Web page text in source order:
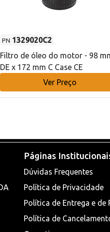
PN 1329020C2
Filtro de óleo do motor - 98
DE x 172 mm C Case CE
Ver Preço
Páginas
Dúvidas Frequentes
Política de Privacidade
Política de Entrega e de
Política de